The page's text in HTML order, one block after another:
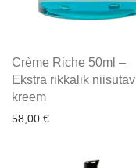
Crème Riche 50ml –
Ekstra rikkalik niisutav
kreem
58,00 €